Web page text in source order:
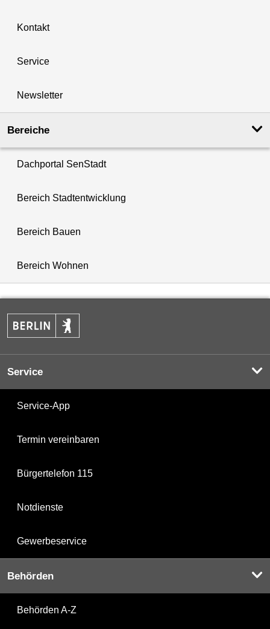
Kontakt
Service
Newsletter
Bereiche
Dachportal SenStadt
Bereich Stadtentwicklung
Bereich Bauen
Bereich Wohnen
Service
Service-App
Termin vereinbaren
Bürgertelefon 115
Notdienste
Gewerbeservice
Behörden
Behörden A-Z